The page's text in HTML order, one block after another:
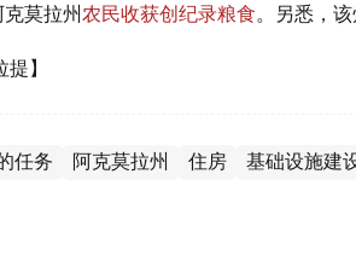
莫拉州农民收获创纪录粮食。另悉，该
】
任务 阿克莫拉州 住房 基础设施建